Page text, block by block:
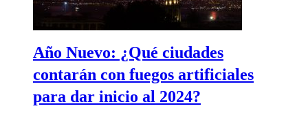
Año Nuevo: ¿Qué ciudades
contarán con fuegos artificiales
para dar inicio al 2024?